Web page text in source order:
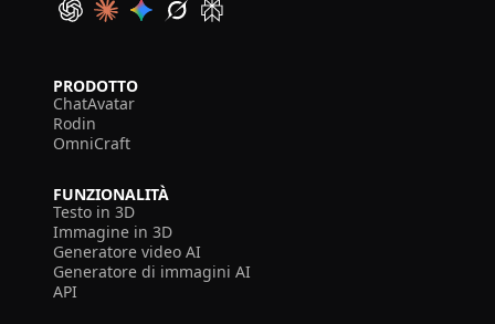
PRODOTTO
ChatAvatar
Rodin
OmniCraft
FUNZIONALITÀ
Testo in 3D
Immagine in 3D
Generatore video AI
Generatore di immagini AI
API